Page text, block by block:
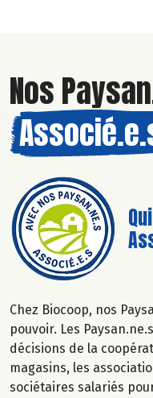
Nos
Chez Biocoop, nos
pouvoir. Les
décisions de la
magasins, les
sociétaires salariés